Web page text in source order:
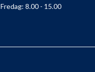
Fredag: 8.00 - 15.00